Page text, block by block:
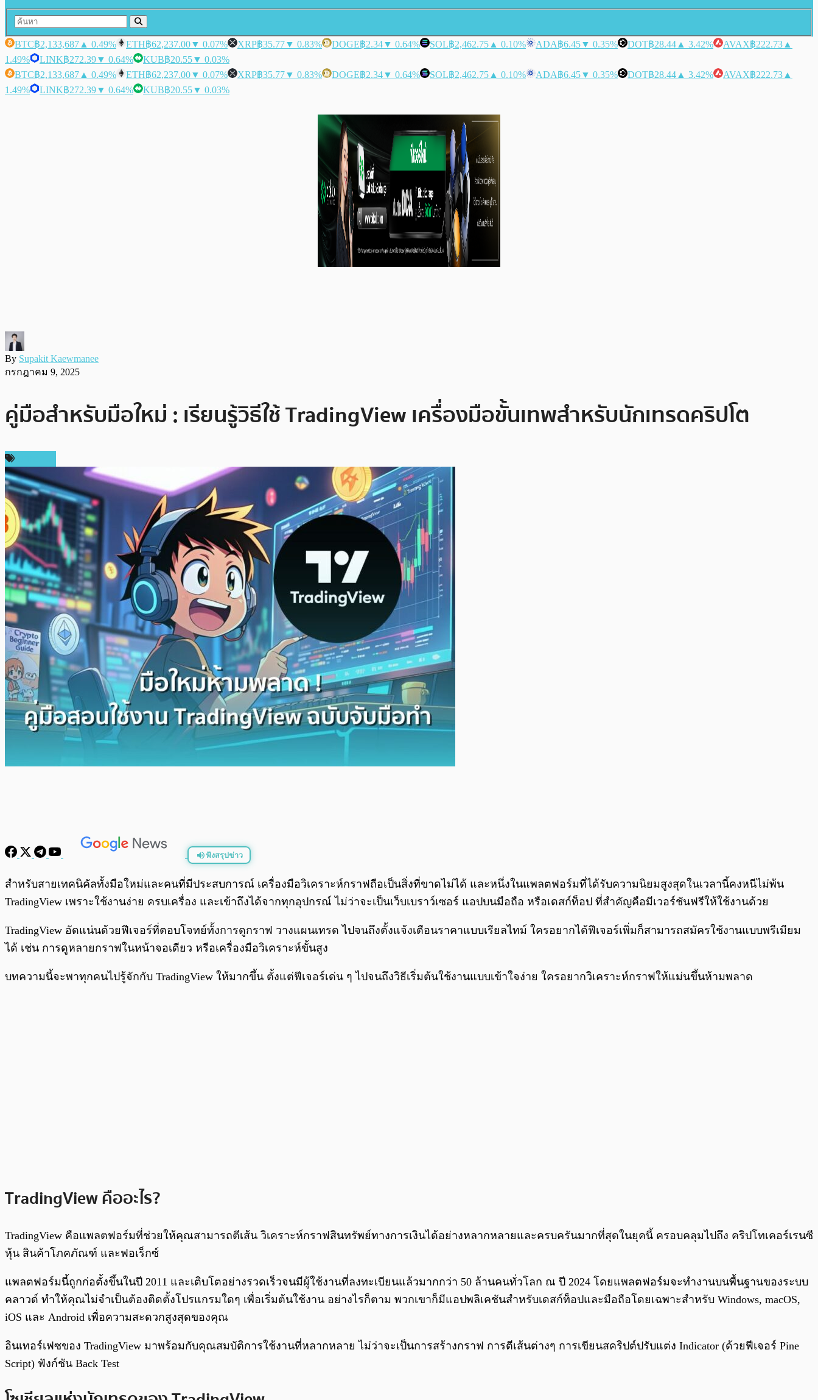
BTC฿2,133,687 ▲ 0.49% ETH฿62,237.00▼ 0.07% XRP฿35.77▼ 0.83% DOGE฿2.34▼ 0.64% SOL฿2,462.75 ▲ 0.10% ADA฿6.45▼ 0.35% DOT฿28.44 ▲ 3.42% AVAX฿222.73 ▲
1.49%
LINK฿272.39▼ 0.64% KUB฿20.55▼ 0.03%
BTC฿2,133,687 ▲ 0.49% ETH฿62,237.00▼ 0.07% XRP฿35.77▼ 0.83% DOGE฿2.34▼ 0.64% SOL฿2,462.75 ▲ 0.10% ADA฿6.45▼ 0.35% DOT฿28.44 ▲ 3.42% AVAX฿222.73 ▲
1.49%
LINK฿272.39▼ 0.64% KUB฿20.55▼ 0.03%
By Supakit Kaewmanee
กรกฎาคม 9, 2025
คู่มือสำหรับมือใหม่ : เรียนรู้วิธีใช้ TradingView เครื่องมือขั้นเทพสำหรับนักเทรดคริปโต
ฟังสรุปข่าว
พร้อมเล่น /0:00
สำหรับสายเทคนิคัลทั้งมือใหม่และคนที่มีประสบการณ์ เครื่องมือวิเคราะห์กราฟถือเป็นสิ่งที่ขาดไม่ได้ และหนึ่งในแพลตฟอร์มที่ได้รับความนิยมสูงสุดในเวลานี้คงหนีไม่พ้น
TradingView เพราะใช้งานง่าย ครบเครื่อง และเข้าถึงได้จากทุกอุปกรณ์ ไม่ว่าจะเป็นเว็บเบราว์เซอร์ แอปบนมือถือ หรือเดสก์ท็อป ที่สำคัญคือมีเวอร์ชันฟรีให้ใช้งานด้วย
TradingView อัดแน่นด้วยฟีเจอร์ที่ตอบโจทย์ทั้งการดูกราฟ วางแผนเทรด ไปจนถึงตั้งแจ้งเตือนราคาแบบเรียลไทม์ ใครอยากได้ฟีเจอร์เพิ่มก็สามารถสมัครใช้งานแบบพรีเมียม
ได้ เช่น การดูหลายกราฟในหน้าจอเดียว หรือเครื่องมือวิเคราะห์ขั้นสูง
บทความนี้จะพาทุกคนไปรู้จักกับ TradingView ให้มากขึ้น ตั้งแต่ฟีเจอร์เด่น ๆ ไปจนถึงวิธีเริ่มต้นใช้งานแบบเข้าใจง่าย ใครอยากวิเคราะห์กราฟให้แม่นขึ้นห้ามพลาด
TradingView คืออะไร?
TradingView คือแพลตฟอร์มที่ช่วยให้คุณสามารถตีเส้น วิเคราะห์กราฟสินทรัพย์ทางการเงินได้อย่างหลากหลายและครบครันมากที่สุดในยุคนี้ ครอบคลุมไปถึง คริปโทเคอร์เรนซี
หุ้น สินค้าโภคภัณฑ์ และฟอเร็กซ์
แพลตฟอร์มนี้ถูกก่อตั้งขึ้นในปี 2011 และเติบโตอย่างรวดเร็วจนมีผู้ใช้งานที่ลงทะเบียนแล้วมากกว่า 50 ล้านคนทั่วโลก ณ ปี 2024 โดยแพลตฟอร์มจะทำงานบนพื้นฐานของระบบ
คลาวด์ ทำให้คุณไม่จำเป็นต้องติดตั้งโปรแกรมใดๆ เพื่อเริ่มต้นใช้งาน อย่างไรก็ตาม พวกเขาก็มีแอปพลิเคชันสำหรับเดสก์ท็อปและมือถือโดยเฉพาะสำหรับ Windows, macOS,
iOS และ Android เพื่อความสะดวกสูงสุดของคุณ
อินเทอร์เฟซของ TradingView มาพร้อมกับคุณสมบัติการใช้งานที่หลากหลาย ไม่ว่าจะเป็นการสร้างกราฟ การตีเส้นต่างๆ การเขียนสคริปต์ปรับแต่ง Indicator (ด้วยฟีเจอร์ Pine
Script) ฟังก์ชัน Back Test